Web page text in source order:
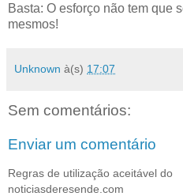
Basta: O esforço não tem que
mesmos!
Unknown à(s) 17:07
Sem comentários:
Enviar um comentário
Regras de utilização aceitável do
noticiasderesende.com